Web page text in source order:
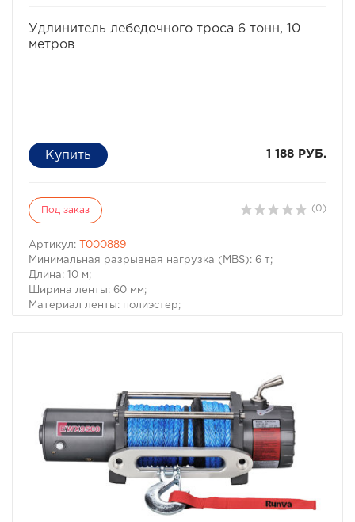
Удлинитель лебедочного троса 6 тонн, 10
метров
1 188 РУБ.
Под заказ (0)
Артикул:
T000889
Минимальная разрывная нагрузка (MBS): 6 т;
Длина: 10 м;
Ширина ленты: 60 мм;
Материал ленты: полиэстер;